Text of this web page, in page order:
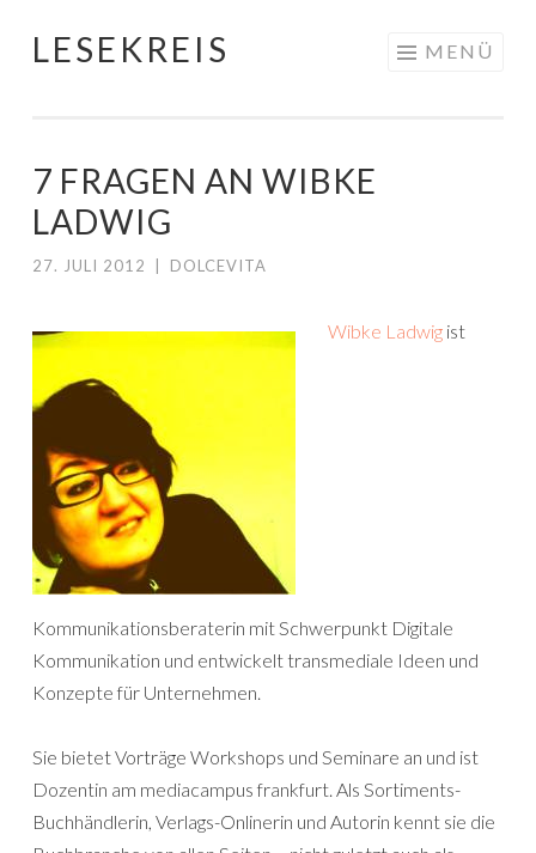
Springe
LESEKREIS MENÜ
7 FRAGEN AN WIBKE
LADWIG
27. JULI 2012 DOLCEVITA
Wibke Ladwig ist
Kommunikationsberaterin mit Schwerpunkt Digitale
Kommunikation und entwickelt transmediale Ideen und
Konzepte für Unternehmen.
Sie bietet Vorträge Workshops und Seminare an und ist
Dozentin am mediacampus frankfurt. Als Sortiments-
Buchhändlerin, Verlags-Onlinerin und Autorin kennt sie die